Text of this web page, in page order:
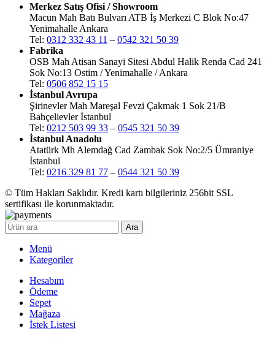
Merkez Satış Ofisi / Showroom
Macun Mah Batı Bulvarı ATB İş Merkezi C Blok No:47
Yenimahalle Ankara
Tel: 0312 332 43 11 – 0542 321 50 39
Fabrika
OSB Mah Atisan Sanayi Sitesi Abdul Halik Renda Cad 241
Sok No:13 Ostim / Yenimahalle / Ankara
Tel: 0506 852 15 15
İstanbul Avrupa
Şirinevler Mah Mareşal Fevzi Çakmak 1 Sok 21/B
Bahçelievler İstanbul
Tel: 0212 503 99 33 – 0545 321 50 39
İstanbul Anadolu
Atatürk Mh Alemdağ Cad Zambak Sok No:2/5 Ümraniye
İstanbul
Tel: 0216 329 81 77 – 0544 321 50 39
© Tüm Hakları Saklıdır. Kredi kartı bilgileriniz 256bit SSL
sertifikası ile korunmaktadır.
Ara
Menü
Kategoriler
Hesabım
Ödeme
Sepet
Mağaza
İstek Listesi